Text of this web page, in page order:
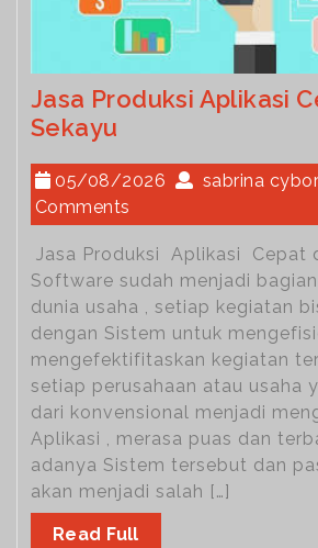
Jasa Produksi Aplikasi
Sekayu
05/08/2026 sabrina
Comments
Jasa Produksi Aplikasi Cepat
Software sudah menjadi
dunia usaha , setiap kegiatan
dengan Sistem untuk
mengefektifitaskan kegiatan
setiap perusahaan atau usaha
dari konvensional menjadi
Aplikasi , merasa puas dan
adanya Sistem tersebut dan
akan menjadi salah […]
Read Full